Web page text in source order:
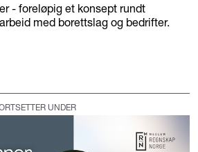
- foreløpig et konsept rundt
med borettslag og bedrifter.
UNDER